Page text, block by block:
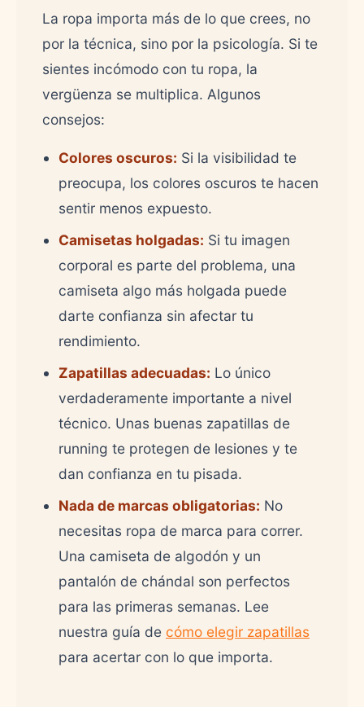
La ropa importa más de lo que crees, no
por la técnica, sino por la psicología. Si te
sientes incómodo con tu ropa, la
vergüenza se multiplica. Algunos
consejos:
Colores oscuros: Si la visibilidad te
preocupa, los colores oscuros te hacen
sentir menos expuesto.
Camisetas holgadas: Si tu imagen
corporal es parte del problema, una
camiseta algo más holgada puede
darte confianza sin afectar tu
rendimiento.
Zapatillas adecuadas: Lo único
verdaderamente importante a nivel
técnico. Unas buenas zapatillas de
running te protegen de lesiones y te
dan confianza en tu pisada.
Nada de marcas obligatorias: No
necesitas ropa de marca para correr.
Una camiseta de algodón y un
pantalón de chándal son perfectos
para las primeras semanas. Lee
nuestra guía de cómo elegir zapatillas
para acertar con lo que importa.